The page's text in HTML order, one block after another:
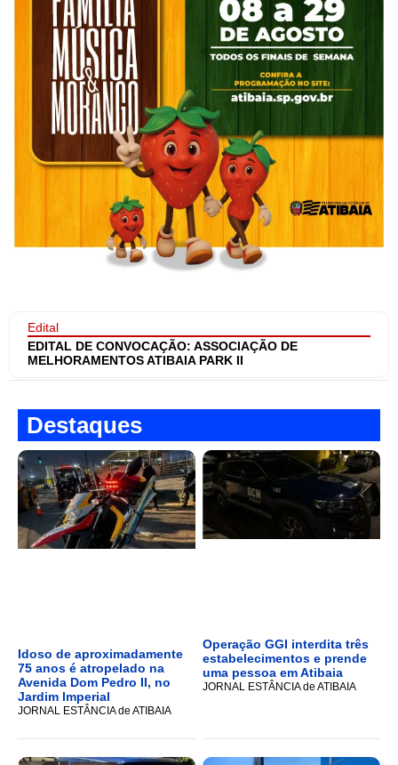
Edital
EDITAL DE CONVOCAÇÃO: ASSOCIAÇÃO DE
MELHORAMENTOS ATIBAIA PARK II
Destaques
Idoso de aproximadamente
75 anos é atropelado na
Avenida Dom Pedro II, no
Jardim Imperial
JORNAL ESTÂNCIA de ATIBAIA
Operação GGI interdita três
estabelecimentos e prende
uma pessoa em Atibaia
JORNAL ESTÂNCIA de ATIBAIA